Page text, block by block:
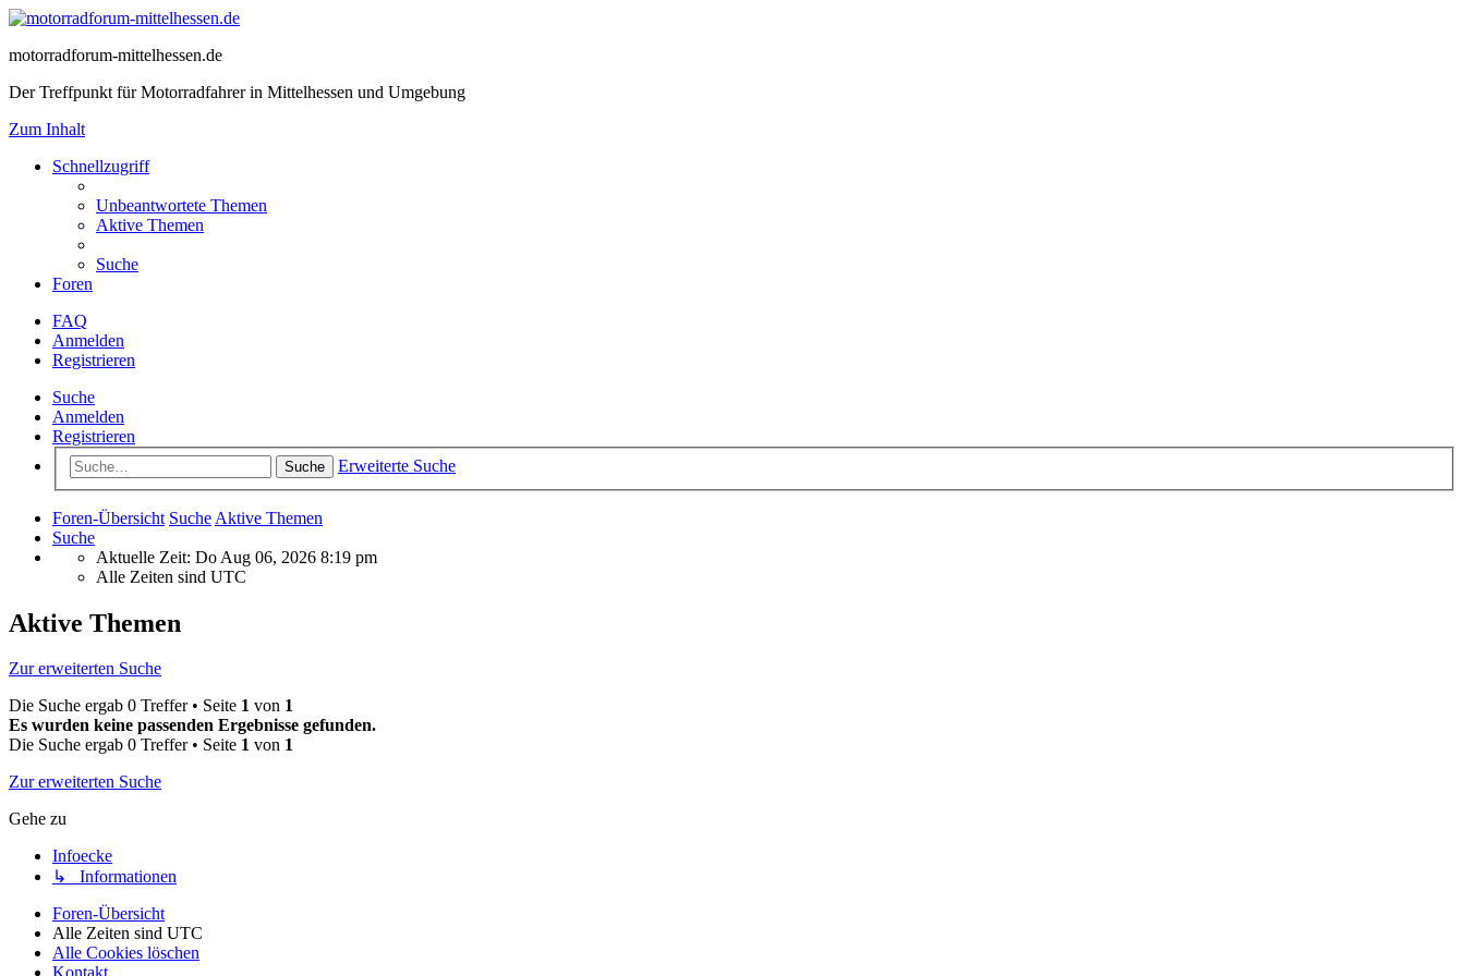
motorradforum-mittelhessen.de
Der Treffpunkt für Motorradfahrer in Mittelhessen und Umgebung
Zum Inhalt
Schnellzugriff
Unbeantwortete Themen
Aktive Themen
Suche
Foren
FAQ
Anmelden
Registrieren
Suche
Anmelden
Registrieren
Suche Erweiterte Suche
Foren-Übersicht Suche Aktive Themen
Suche
Aktuelle Zeit: Do Aug 06, 2026 8:19 pm
Alle Zeiten sind UTC
Aktive Themen
Zur erweiterten Suche
Die Suche ergab 0 Treffer • Seite 1 von 1
Es wurden keine passenden Ergebnisse gefunden.
Die Suche ergab 0 Treffer • Seite 1 von 1
Zur erweiterten Suche
Gehe zu
Infoecke
↳ Informationen
Foren-Übersicht
Alle Zeiten sind UTC
Alle Cookies löschen